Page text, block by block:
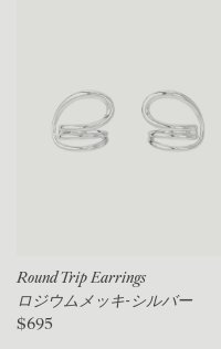
Round Trip Earrings
ロジウムメッキ-シルバー
$695